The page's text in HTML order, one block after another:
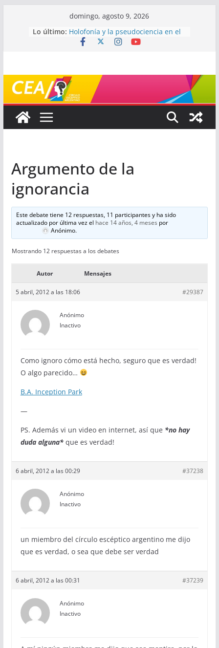
domingo, agosto 9, 2026
Lo último: Holofonía y la pseudociencia en el
audio
Mayéutica (o cómo debatir sin
terminar a los golpes)
Somos menos capaces de lo que
Argumento de la
ignorancia
Este debate tiene 12 respuestas, 11 participantes y ha sido
actualizado por última vez el hace 14 años, 4 meses por
Anónimo.
Mostrando 12 respuestas a los debates
Autor Mensajes
5 abril, 2012 a las 18:06 #29387
Anónimo
Inactivo
Como ignoro cómo está hecho, seguro que es verdad!
O algo parecido…
B.A. Inception Park
—
PS. Además vi un video en internet, así que *no hay
duda alguna*que es verdad!
6 abril, 2012 a las 00:29 #37238
Anónimo
Inactivo
un miembro del círculo escéptico argentino me dijo
que es verdad, o sea que debe ser verdad
6 abril, 2012 a las 00:31 #37239
Anónimo
Inactivo